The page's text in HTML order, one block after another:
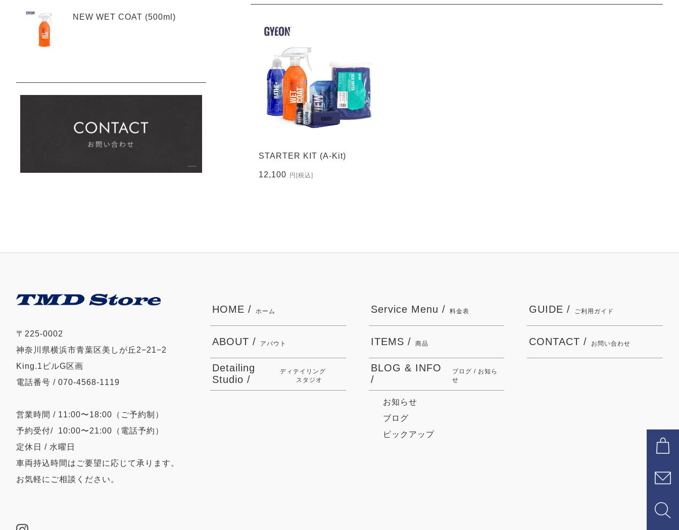
STARTER KIT (A-Kit)
12,100 円 [税込]
NEW WET COAT (500ml)
〒225-0002
神奈川県横浜市青葉区美しが丘2−21−2
King.1ビルG区画
電話番号 / 070-4568-1119
営業時間 / 11:00〜18:00（ご予約制）
予約受付/ 10:00〜21:00（電話予約）
定休日 / 水曜日
車両持込時間はご要望に応じて承ります。
お気軽にご相談ください。
HOME / ホーム
ABOUT / アバウト
Detailing
Studio /
ディテイリング
スタジオ
Service Menu / 料金表
ITEMS / 商品
BLOG & INFO
/
ブログ / お知ら
せ
お知らせ
ブログ
ピックアップ
GUIDE / ご利用ガイド
CONTACT / お問い合わせ